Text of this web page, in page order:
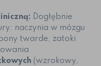
Dogłębnie
naczynia w mózgu
twarde, zatoki
(wzrokowy,